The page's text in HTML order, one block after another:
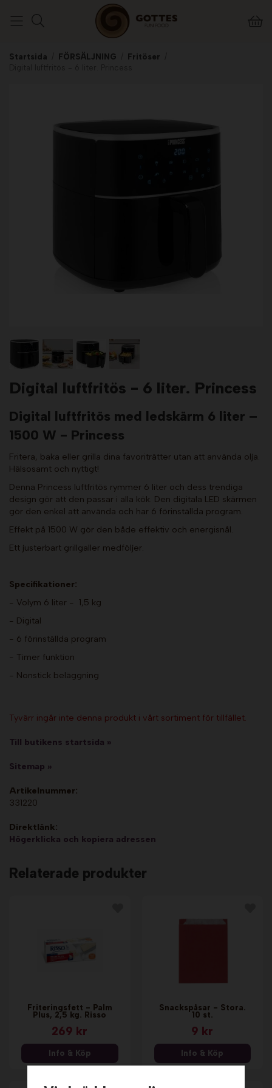
Startsida FÖRSÄLJNING Fritöser
Digital luftfritös - 6 liter. Princess
Digital luftfritös med ledskärm 6 liter –
1500 W - Princess
Fritera, baka eller grilla dina favoriträtter utan att använda olja.
Hälsosamt och nyttigt!
Denna Princess luftfritös rymmer 6 liter och dess trendiga
design gör att den passar i alla kök. Den digitala LED skärmen
gör den enkel att använda och har 6 förinställda program.
Effekt på 1500 W gör den både effektiv och energisnål.
Ett justerbart grillgaller medföljer.
Specifikationer:
- Volym 6 liter - 1,5 kg
- Digital
- 6 förinställda program
- Timer funktion
- Nonstick beläggning
Tyvärr ingår inte denna produkt i vårt sortiment för tillfället.
Till butikens startsida »
Sitemap »
Artikelnummer:
331220
Direktlänk:
Högerklicka och kopiera adressen
Relaterade produkter
Friteringsfett - Palm
Plus, 2,5 kg. Risso
269 kr
Info & Köp
Snackspåsar - Stora.
10 st.
9 kr
Info & Köp